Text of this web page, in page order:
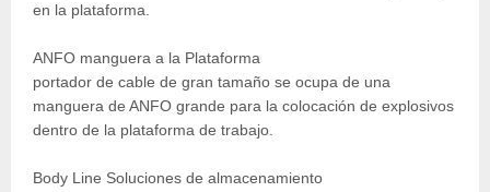
en la plataforma.
ANFO manguera a la Plataforma
portador de cable de gran tamaño se ocupa de una
manguera de ANFO grande para la colocación de explosivos
dentro de la plataforma de trabajo.
Body Line Soluciones de almacenamiento